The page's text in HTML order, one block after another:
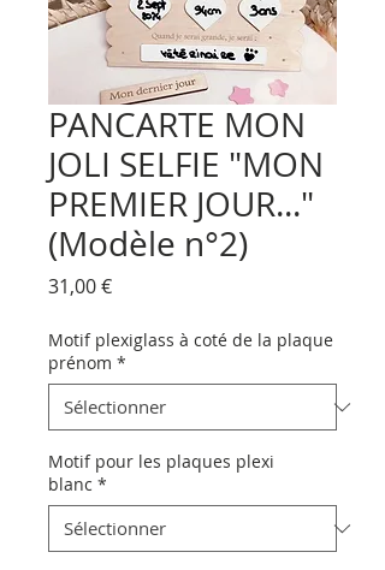
PANCARTE MON
JOLI SELFIE "MON
PREMIER JOUR..."
(Modèle n°2)
31,00 €Prix
Motif plexiglass à coté de la plaque
prénom *
Motif pour les plaques plexi
blanc *